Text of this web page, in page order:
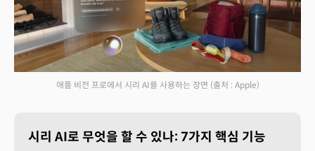
애플 비전 프로에서 시리 AI를 사용하는 장면 (출처 : Apple)
시리 AI로 무엇을 할 수 있나: 7가지 핵심 기능